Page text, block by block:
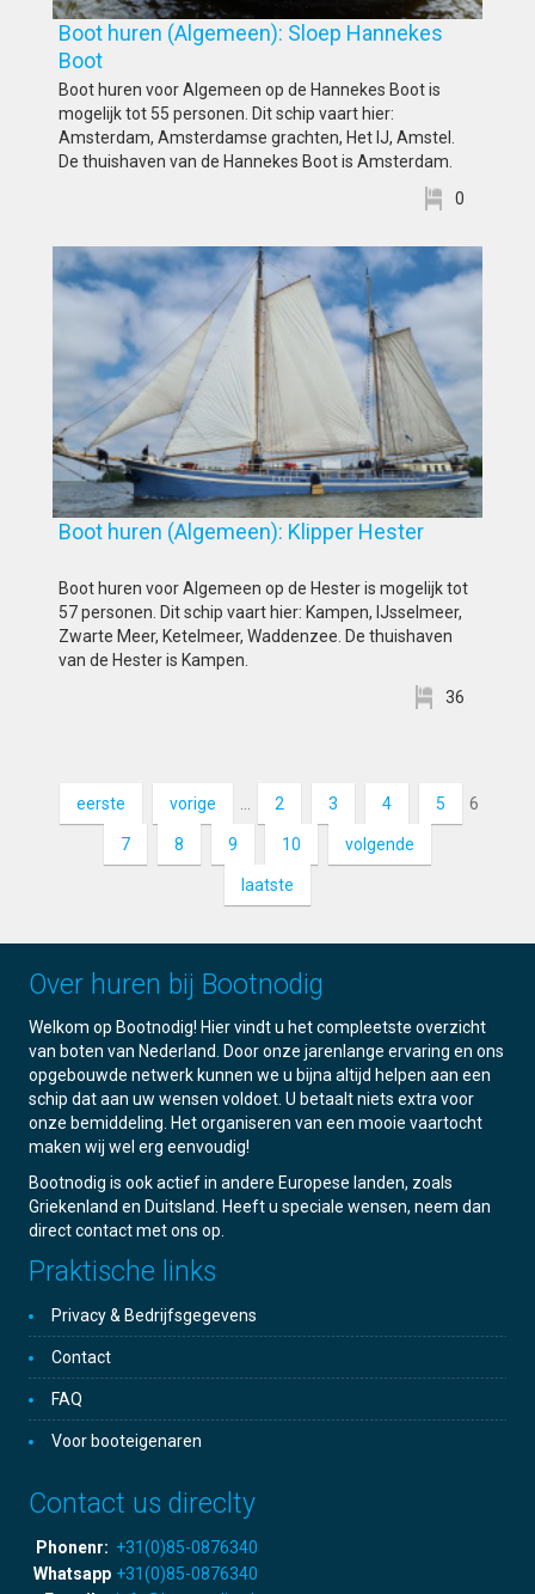
Boot huren (Algemeen): Sloep Hannekes
Boot
Boot huren voor Algemeen op de Hannekes Boot is
mogelijk tot 55 personen. Dit schip vaart hier:
Amsterdam, Amsterdamse grachten, Het IJ, Amstel.
De thuishaven van de Hannekes Boot is Amsterdam.
0
Boot huren (Algemeen): Klipper Hester
Boot huren voor Algemeen op de Hester is mogelijk tot
57 personen. Dit schip vaart hier: Kampen, IJsselmeer,
Zwarte Meer, Ketelmeer, Waddenzee. De thuishaven
van de Hester is Kampen.
36
eerste vorige 2 3 4 5 6
7 8 9 10 volgende
laatste
Over huren bij Bootnodig
Welkom op Bootnodig! Hier vindt u het compleetste overzicht
van boten van Nederland. Door onze jarenlange ervaring en ons
opgebouwde netwerk kunnen we u bijna altijd helpen aan een
schip dat aan uw wensen voldoet. U betaalt niets extra voor
onze bemiddeling. Het organiseren van een mooie vaartocht
maken wij wel erg eenvoudig!
Bootnodig is ook actief in andere Europese landen, zoals
Griekenland en Duitsland. Heeft u speciale wensen, neem dan
direct contact met ons op.
Praktische links
Privacy & Bedrijfsgegevens
Contact
FAQ
Voor booteigenaren
Contact us direclty
Phonenr: +31(0)85-0876340
Whatsapp +31(0)85-0876340